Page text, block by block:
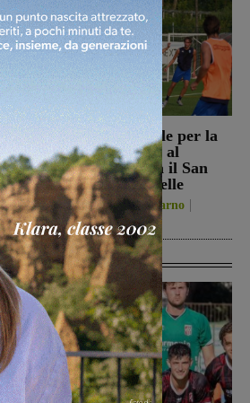
di
Prima stagionale per la
Sangiovannese, al
“Fedini” arriva il San
Donato Tavarnelle
San Giovanni Valdarno
8 Agosto 2026